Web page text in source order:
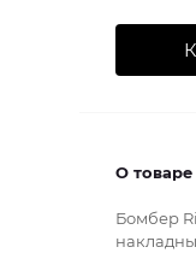
О товаре
Бомбер